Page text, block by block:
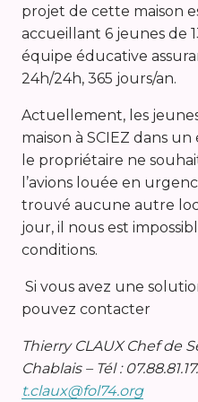
projet de cette maison
accueillant 6 jeunes de
équipe éducative
24h/24h, 365 jours/an.
Actuellement, les
maison à SCIEZ dans
le propriétaire ne
l’avions louée en
trouvé aucune autre
jour, il nous est
conditions.
Si vous avez une
pouvez contacter
Thierry CLAUX Chef de
Chablais – Tél :
t.claux@fol74.org